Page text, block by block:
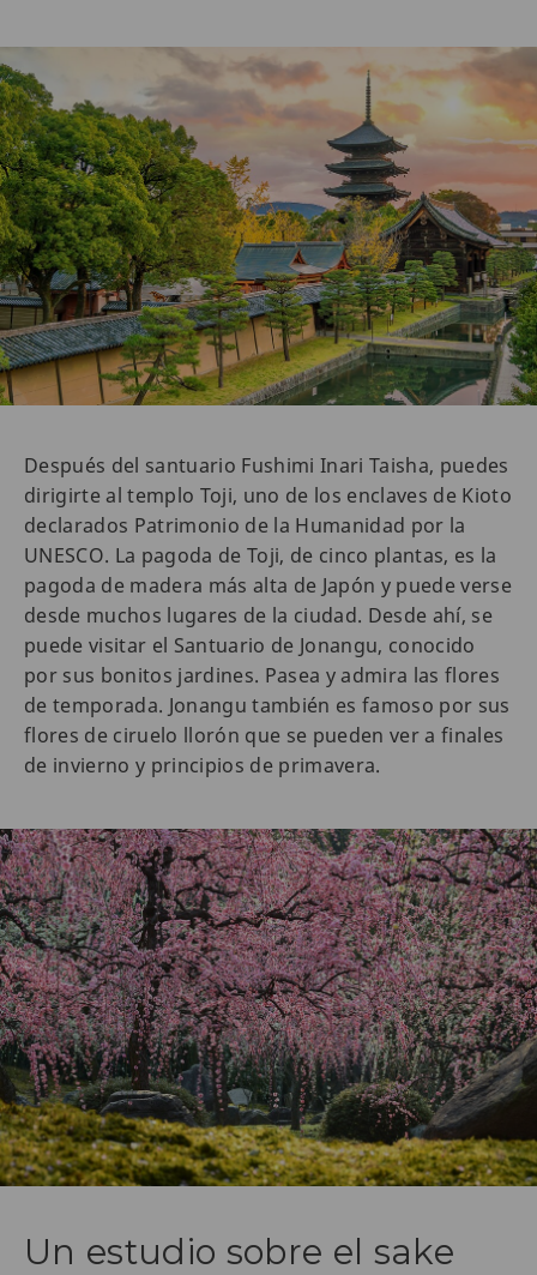
Después del santuario Fushimi Inari Taisha, puedes
dirigirte al templo Toji, uno de los enclaves de Kioto
declarados Patrimonio de la Humanidad por la
UNESCO. La pagoda de Toji, de cinco plantas, es la
pagoda de madera más alta de Japón y puede verse
desde muchos lugares de la ciudad. Desde ahí, se
puede visitar el Santuario de Jonangu, conocido
por sus bonitos jardines. Pasea y admira las flores
de temporada. Jonangu también es famoso por sus
flores de ciruelo llorón que se pueden ver a finales
de invierno y principios de primavera.
Un estudio sobre el sake